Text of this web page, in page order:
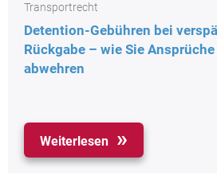
Transportrecht
Detention-Gebühren bei
Rückgabe – wie Sie
abwehren
Weiterlesen